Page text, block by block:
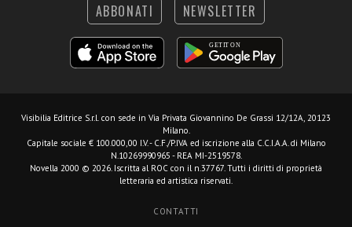
ABBONATI NEWSLETTER
Visibilia Editrice S.r.l. con sede in Via Privata Giovannino De Grassi 12/12A, 20123
Milano.
Capitale sociale € 100.000,00 I.V. - C.F./P.IVA ed iscrizione alla C.C.I.A.A. di Milano
N.10269990965 - REA MI-2519578.
Novella 2000 © 2026. Iscritta al ROC con il n.37767. Tutti i diritti di proprietà
letteraria ed artistica riservati.
CONTATTI